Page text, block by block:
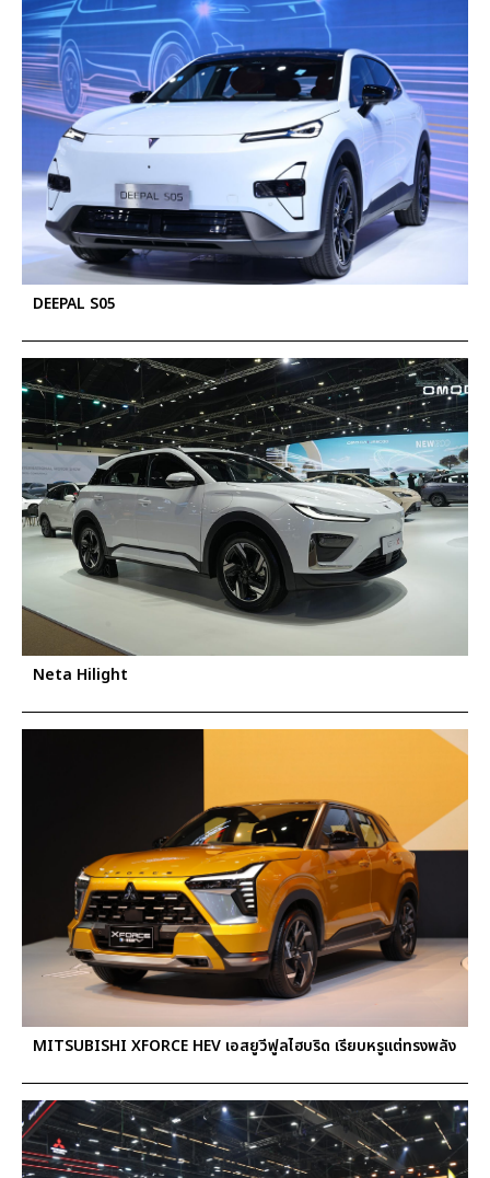
DEEPAL S05
Neta Hilight
MITSUBISHI XFORCE HEV เอสยูวีฟูลไฮบริด เรียบหรูแต่ทรงพลัง